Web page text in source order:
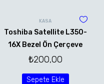
KASA
Toshiba Satellite L350-
16X Bezel Ön Çerçeve
₺200,00
Sepete Ekle